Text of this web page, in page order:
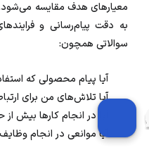
معیارهای هدف مقایسه
به دقت پیام‌رسانی و
سوالاتی همچون:
آیا پیام محصولی که
آیا تلاش‌های من برای
آیا در انجام کارها بیش
آیا موانعی در انجام